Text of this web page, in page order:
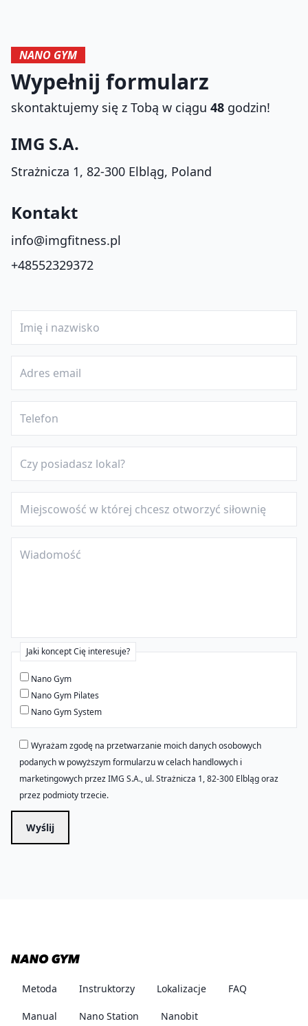
NANO GYM
Wypełnij formularz
skontaktujemy się z Tobą w ciągu 48 godzin!
IMG S.A.
Strażnicza 1, 82-300 Elbląg, Poland
Kontakt
info@imgfitness.pl
+48552329372
Jaki koncept Cię interesuje?
Nano Gym
Nano Gym Pilates
Nano Gym System
Wyrażam zgodę na przetwarzanie moich danych osobowych
podanych w powyższym formularzu w celach handlowych i
marketingowych przez IMG S.A., ul. Strażnicza 1, 82-300 Elbląg oraz
przez podmioty trzecie.
Wyślij
Metoda Instruktorzy Lokalizacje FAQ
Manual Nano Station Nanobit